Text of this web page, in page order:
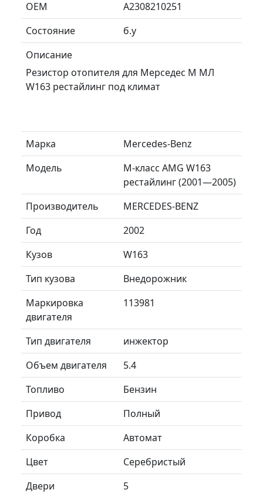
ОЕМ
A2308210251
Состояние
б.у
Описание
Резистор отопителя для Мерседес М МЛ
W163 рестайлинг под климат
Марка
Mercedes-Benz
Модель
M-класс AMG W163
рестайлинг (2001—2005)
Производитель
MERCEDES-BENZ
Год
2002
Кузов
W163
Тип кузова
Внедорожник
Маркировка
двигателя
113981
Тип двигателя
инжектор
Объем двигателя
5.4
Топливо
Бензин
Привод
Полный
Коробка
Автомат
Цвет
Серебристый
Двери
5